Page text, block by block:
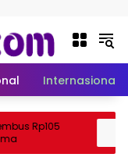
Internasional
Rp105